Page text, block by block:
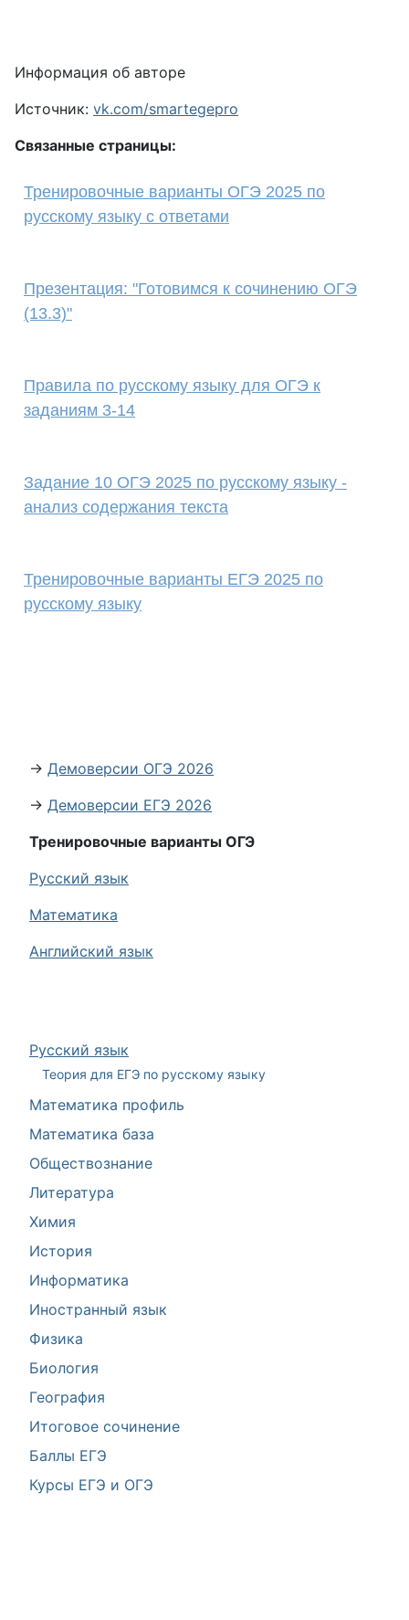
Русский язык
Теория для ЕГЭ по русскому языку
Математика профиль
Математика база
Обществознание
Литература
Химия
История
Информатика
Иностранный язык
Физика
Биология
География
Итоговое сочинение
Баллы ЕГЭ
Курсы ЕГЭ и ОГЭ
Информация об авторе
Источник: vk.com/smartegepro
Связанные страницы:
Тренировочные варианты ОГЭ 2025 по
русскому языку с ответами
Презентация: "Готовимся к сочинению ОГЭ
(13.3)"
Правила по русскому языку для ОГЭ к
заданиям 3-14
Задание 10 ОГЭ 2025 по русскому языку -
анализ содержания текста
Тренировочные варианты ЕГЭ 2025 по
русскому языку
→ Демоверсии ОГЭ 2026
→ Демоверсии ЕГЭ 2026
Тренировочные варианты ОГЭ
Русский язык
Математика
Английский язык